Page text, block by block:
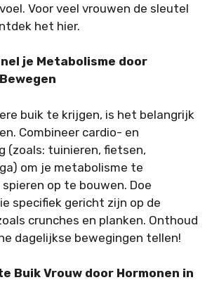
Voor veel vrouwen de sleutel
het hier.
je Metabolisme door
buik te krijgen, is het belangrijk
Combineer cardio- en
(zoals: tuinieren, fietsen,
om je metabolisme te
op te bouwen. Doe
specifiek gericht zijn op de
crunches en planken. Onthoud
dagelijkse bewegingen tellen!
Buik Vrouw door Hormonen in